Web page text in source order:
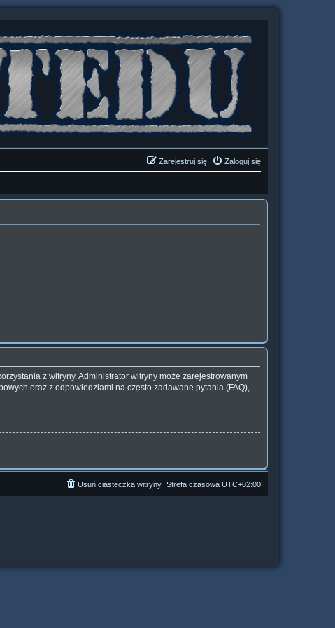
Zaloguj się
Zarejestruj się
z witryny. Administrator witryny może zarejestrowanym
oraz z odpowiedziami na często zadawane pytania (FAQ),
Strefa czasowa UTC+02:00
Usuń ciasteczka witryny